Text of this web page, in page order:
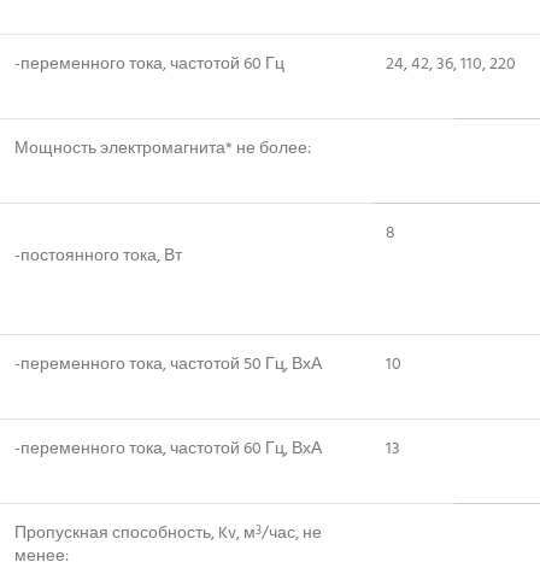
-переменного тока, частотой 60 Гц 24, 42, 36, 110, 220
Мощность электромагнита* не более:
-постоянного тока, Вт
8
-переменного тока, частотой 50 Гц, ВхА 10
-переменного тока, частотой 60 Гц, ВхА 13
Пропускная способность, Kv, м3/час, не